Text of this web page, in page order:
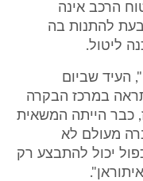
הרכב אינה
להתנות בה
ליטול.
העיד שביום
התקבלה התראה במרכז הבקרה
כבר הייתה המשאית
מעולם לא
יכול להתבצע רק